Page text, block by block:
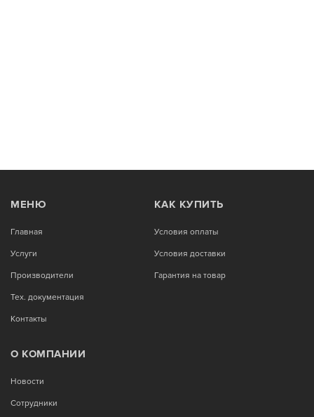
МЕНЮ
Главная
Услуги
Производители
Тех. документация
Контакты
КАК КУПИТЬ
Условия оплаты
Условия доставки
Гарантия на товар
О КОМПАНИИ
Новости
Сотрудники